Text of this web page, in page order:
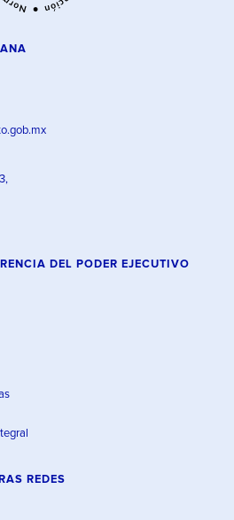
DEL PODER EJECUTIVO
REDES